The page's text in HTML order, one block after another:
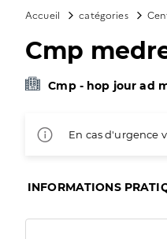
Accueil catégories
Cmp
Cmp - hop jour ad
En cas d'urgence
INFORMATIONS